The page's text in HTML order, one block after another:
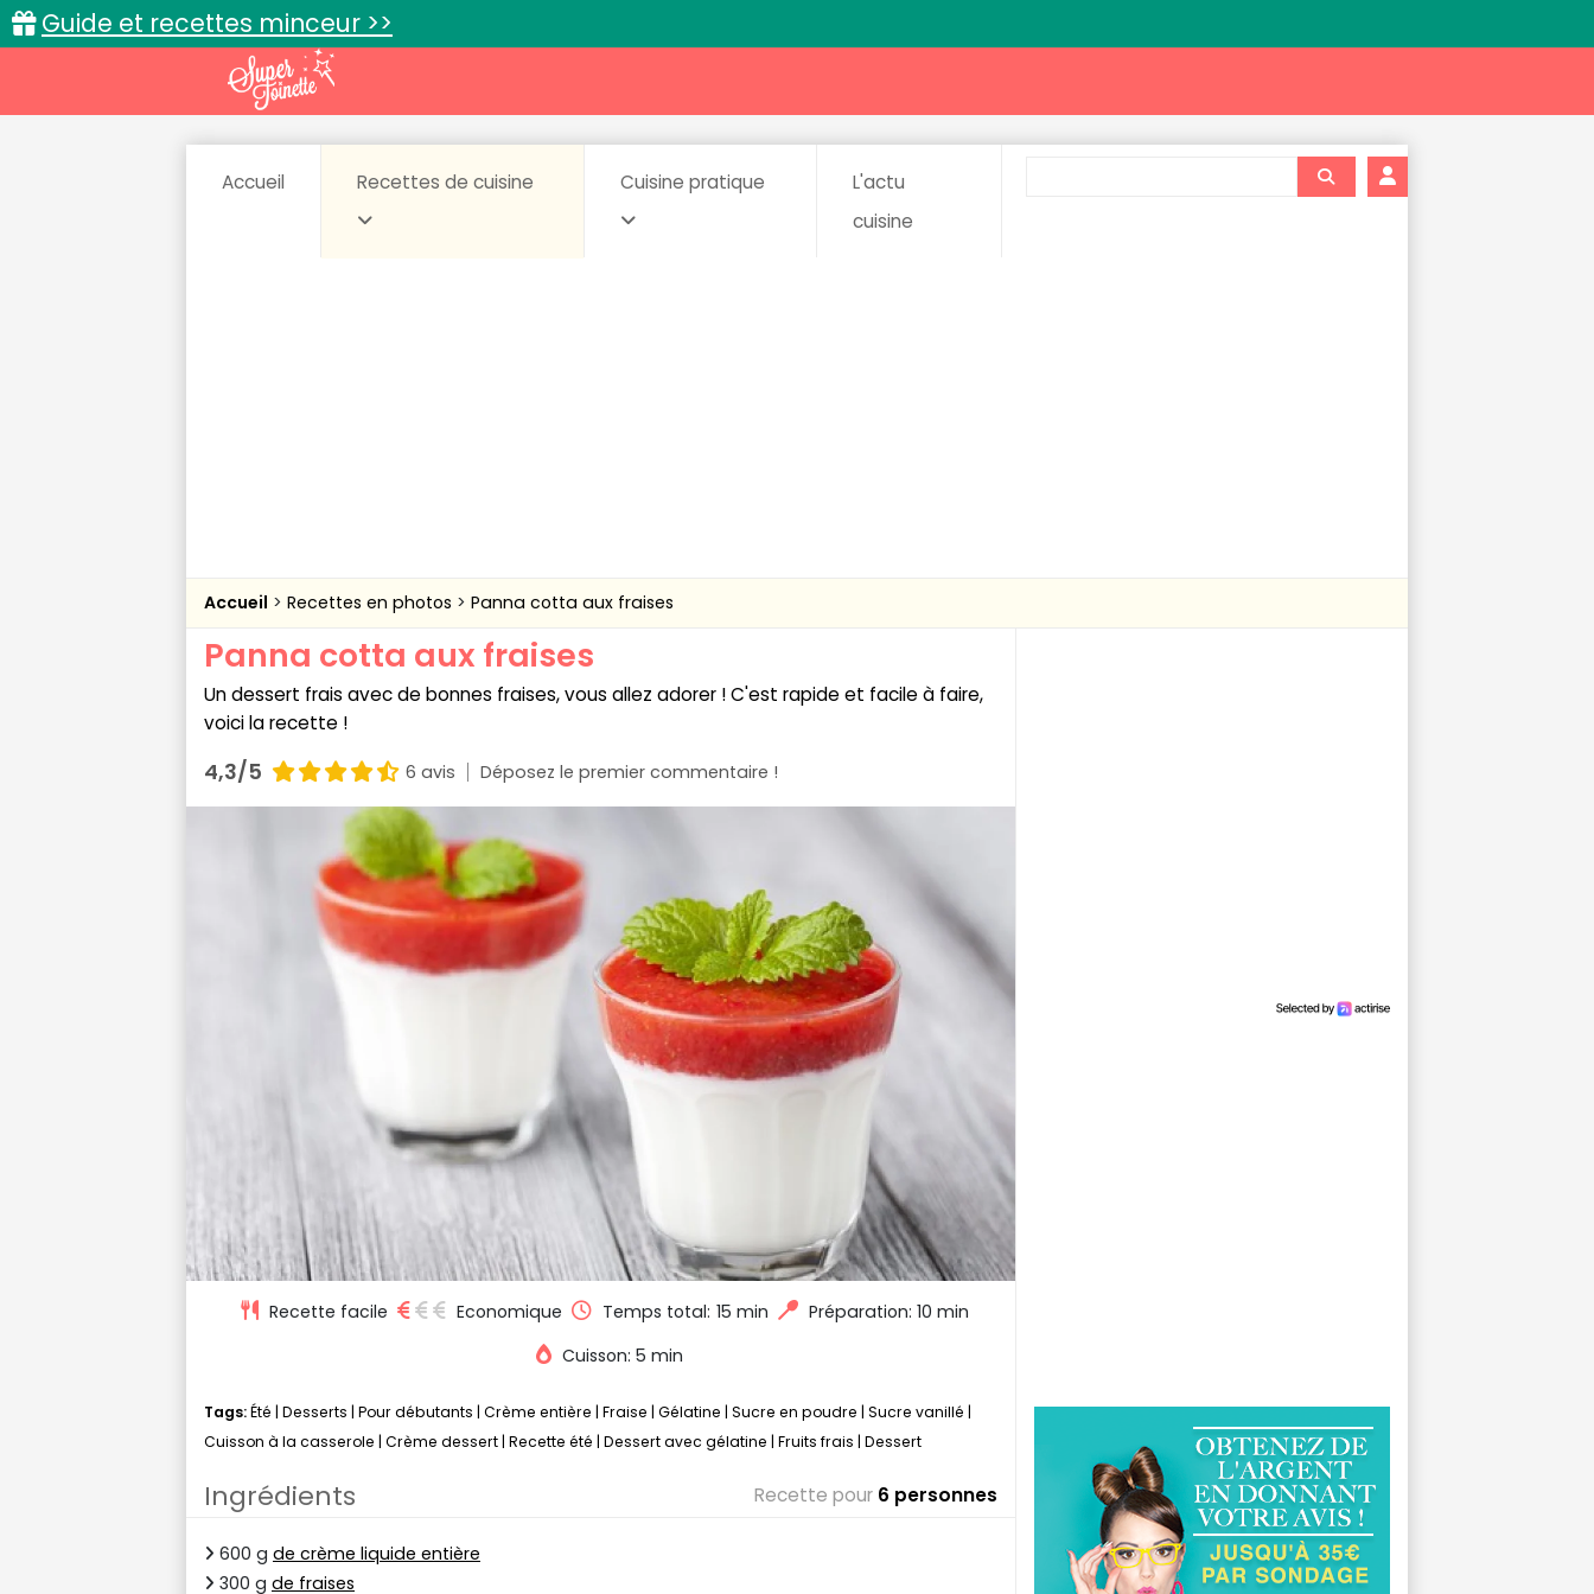
Guide et recettes minceur >>
Accueil Recettes de cuisine Cuisine pratique
L'actu
cuisine
Accueil Recettes en photos Panna cotta aux fraises
Panna cotta aux fraises
Un dessert frais avec de bonnes fraises, vous allez adorer ! C'est rapide et facile à faire,
voici la recette !
4,3/5 6 avis Déposez le premier commentaire !
Recette facile Economique Temps total: 15 min
Préparation: 10 min
Cuisson: 5 min
Tags:Été | Desserts | Pour débutants | Crème entière | Fraise | Gélatine | Sucre en poudre | Sucre vanillé |
Cuisson à la casserole | Crème dessert | Recette été | Dessert avec gélatine | Fruits frais | Dessert
Ingrédients Recette pour 6 personnes
600 g de crème liquide entière
300 g de fraises